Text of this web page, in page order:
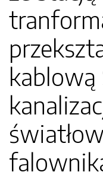
kablową